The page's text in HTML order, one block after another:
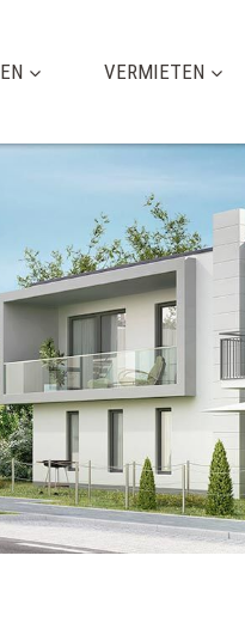
VERMIETEN